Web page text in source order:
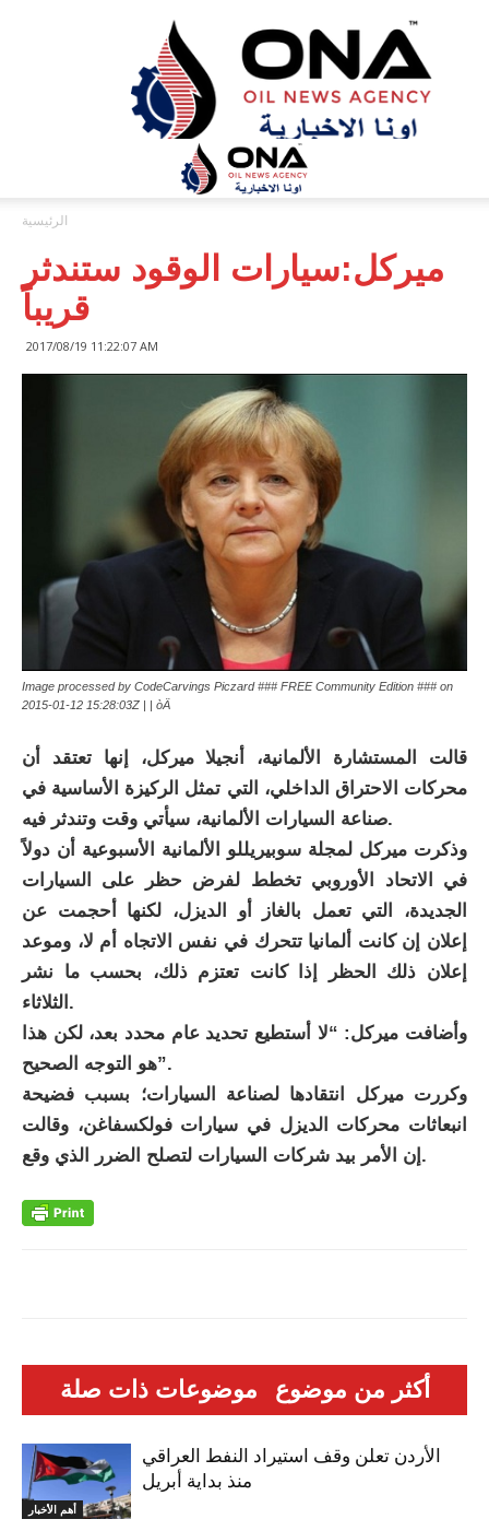
ONA™
NEWS
/
أونا
الاخبارية
الرئيسية
ميركل:سيارات الوقود ستندثر
قريباً
2017/08/19 11:22:07 AM
Image processed by CodeCarvings Piczard ### FREE Community Edition ### on
2015-01-12 15:28:03Z | | òÄ
قالت المستشارة الألمانية، أنجيلا ميركل، إنها تعتقد أن
محركات الاحتراق الداخلي، التي تمثل الركيزة الأساسية في
صناعة السيارات الألمانية، سيأتي وقت وتندثر فيه.
وذكرت ميركل لمجلة سوبيريللو الألمانية الأسبوعية أن دولاً
في الاتحاد الأوروبي تخطط لفرض حظر على السيارات
الجديدة، التي تعمل بالغاز أو الديزل، لكنها أحجمت عن
إعلان إن كانت ألمانيا تتحرك في نفس الاتجاه أم لا، وموعد
إعلان ذلك الحظر إذا كانت تعتزم ذلك، بحسب ما نشر
الثلاثاء.
وأضافت ميركل: “لا أستطيع تحديد عام محدد بعد، لكن هذا
هو التوجه الصحيح”.
وكررت ميركل انتقادها لصناعة السيارات؛ بسبب فضيحة
انبعاثات محركات الديزل في سيارات فولكسفاغن، وقالت
إن الأمر بيد شركات السيارات لتصلح الضرر الذي وقع.
موضوعات ذات صلة أكثر من موضوع
أهم الأخبار
الأردن تعلن وقف استيراد النفط العراقي
منذ بداية أبريل